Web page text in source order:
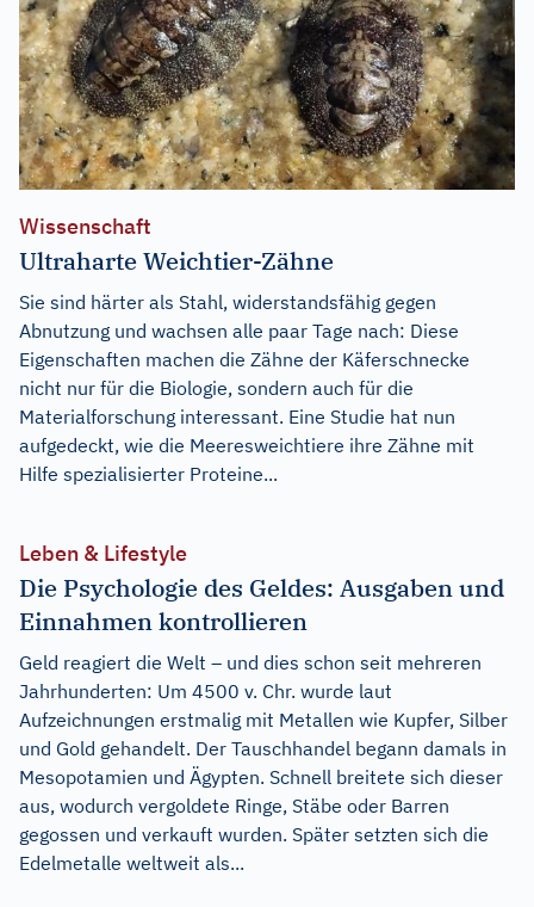
Wissenschaft
Ultraharte Weichtier-Zähne
Sie sind härter als Stahl, widerstandsfähig gegen
Abnutzung und wachsen alle paar Tage nach: Diese
Eigenschaften machen die Zähne der Käferschnecke
nicht nur für die Biologie, sondern auch für die
Materialforschung interessant. Eine Studie hat nun
aufgedeckt, wie die Meeresweichtiere ihre Zähne mit
Hilfe spezialisierter Proteine...
Leben & Lifestyle
Die Psychologie des Geldes: Ausgaben und
Einnahmen kontrollieren
Geld reagiert die Welt – und dies schon seit mehreren
Jahrhunderten: Um 4500 v. Chr. wurde laut
Aufzeichnungen erstmalig mit Metallen wie Kupfer, Silber
und Gold gehandelt. Der Tauschhandel begann damals in
Mesopotamien und Ägypten. Schnell breitete sich dieser
aus, wodurch vergoldete Ringe, Stäbe oder Barren
gegossen und verkauft wurden. Später setzten sich die
Edelmetalle weltweit als...